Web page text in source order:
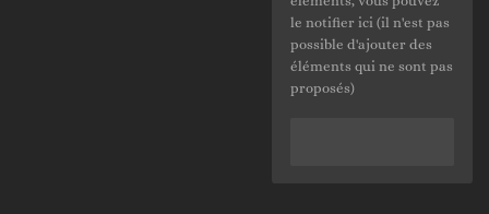
le notifier ici (il n'est pas
possible d'ajouter des
éléments qui ne sont pas
proposés)